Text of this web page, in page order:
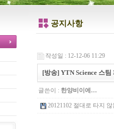
공지사항
작성일 : 12-12-06 11:29
[방송] YTN Science 스
글쓴이 : 한양비이에…
20121102 절대로 타지